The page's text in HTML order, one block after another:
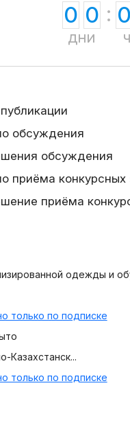
0 0
дни
0
обсуждения
обсуждения
приёма конкурсных
приёма
одежды и
только по подписке
Казахстанск...
только по подписке